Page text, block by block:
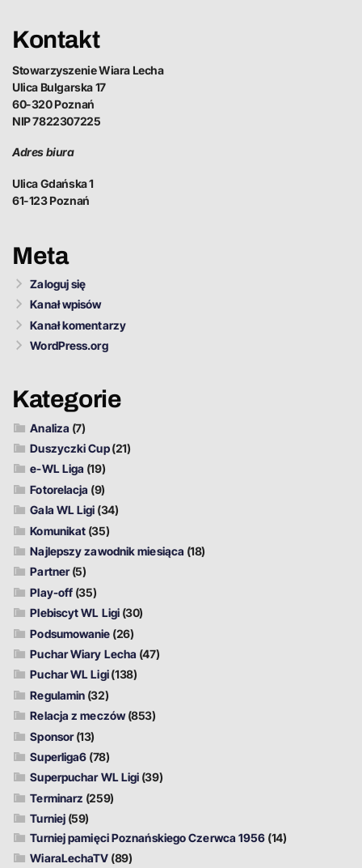
Kontakt
Stowarzyszenie Wiara Lecha
Ulica Bulgarska 17
60-320 Poznań
NIP 7822307225
Adres biura
Ulica Gdańska 1
61-123 Poznań
Meta
Zaloguj się
Kanał wpisów
Kanał komentarzy
WordPress.org
Kategorie
Analiza (7)
Duszyczki Cup(21)
e-WL Liga (19)
Fotorelacja (9)
Gala WL Ligi (34)
Komunikat (35)
Najlepszy zawodnik miesiąca (18)
Partner(5)
Play-off (35)
Plebiscyt WL Ligi (30)
Podsumowanie (26)
Puchar Wiary Lecha (47)
Puchar WL Ligi(138)
Regulamin (32)
Relacja z meczów(853)
Sponsor(13)
Superliga6 (78)
Superpuchar WL Ligi (39)
Terminarz (259)
Turniej (59)
Turniej pamięci Poznańskiego Czerwca 1956 (14)
WiaraLechaTV (89)